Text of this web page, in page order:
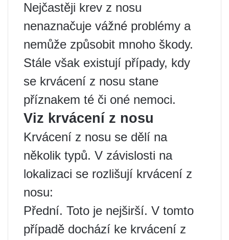
Nejčastěji krev z nosu
nenaznačuje vážné problémy a
nemůže způsobit mnoho škody.
Stále však existují případy, kdy
se krvácení z nosu stane
příznakem té či oné nemoci.
Viz krvácení z nosu
Krvácení z nosu se dělí na
několik typů. V závislosti na
lokalizaci se rozlišují krvácení z
nosu:
Přední. Toto je nejširší. V tomto
případě dochází ke krvácení z